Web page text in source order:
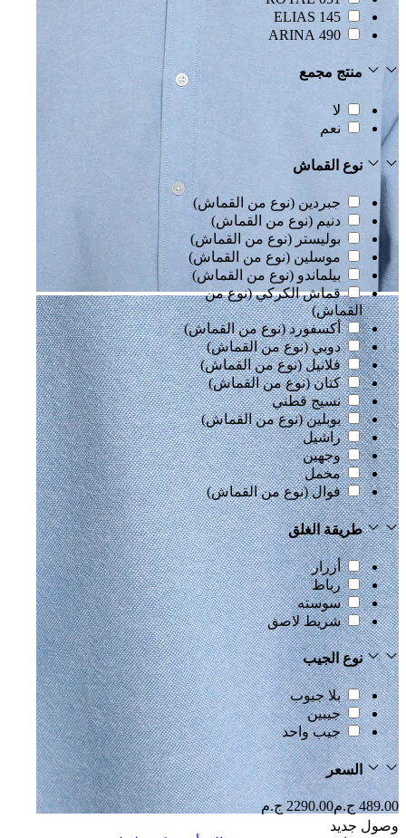
145 ELIAS
490 ARINA
منتج مجمع
لا
نعم
نوع القماش
جبردين (نوع من القماش)
دنيم (نوع من القماش)
بوليستر (نوع من القماش)
موسلين (نوع من القماش)
بيلماندو (نوع من القماش)
قماش الكركي (نوع من
القماش)
أكسفورد (نوع من القماش)
دوبي (نوع من القماش)
فلانيل (نوع من القماش)
كتان (نوع من القماش)
نسيج قطني
بوبلين (نوع من القماش)
راشيل
وجهين
مخمل
فوال (نوع من القماش)
طريقة الغلق
أزرار
رباط
سوسته
شريط لاصق
نوع الجيب
بلا جيوب
جيبين
جيب واحد
السعر
489.00 ج.م 2290.00 ج.م
وصول جديد